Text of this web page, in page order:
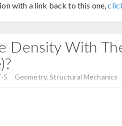
with a link back to this one,
Density With
5 Geometry, Structural Mechanics